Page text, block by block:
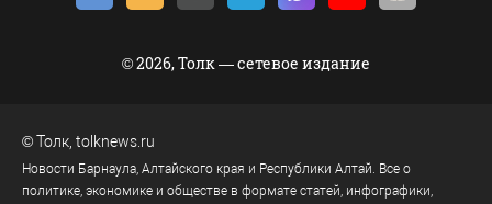
© 2026, Толк — сетевое издание
©Толк tolknews.ru
Новости Барнаула, Алтайского края и Республики Алтай. Все о
политике, экономике и обществе в формате статей, инфографики,